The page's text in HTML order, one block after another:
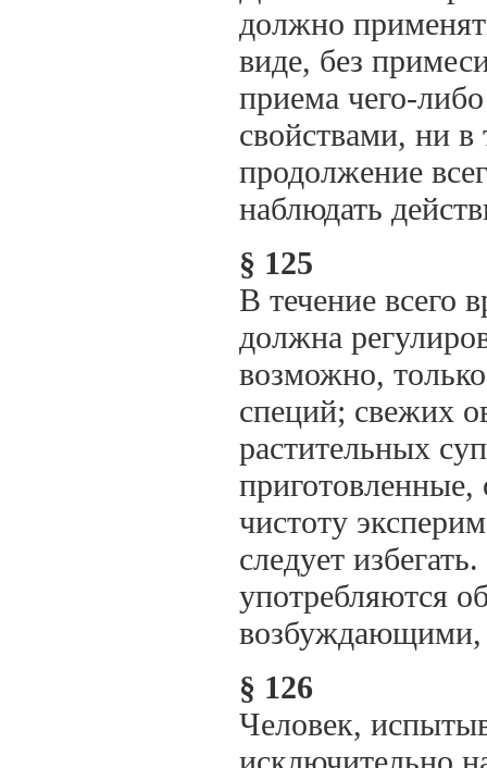
должно
виде, без
приема чего-
свойствами, ни
продолжение
наблюдать
§ 125
В течение всего
должна
возможно,
специй; свежих
растительных
чистоту
следует
употребляются
возбуждающими,
§ 126
Человек,
исключительно